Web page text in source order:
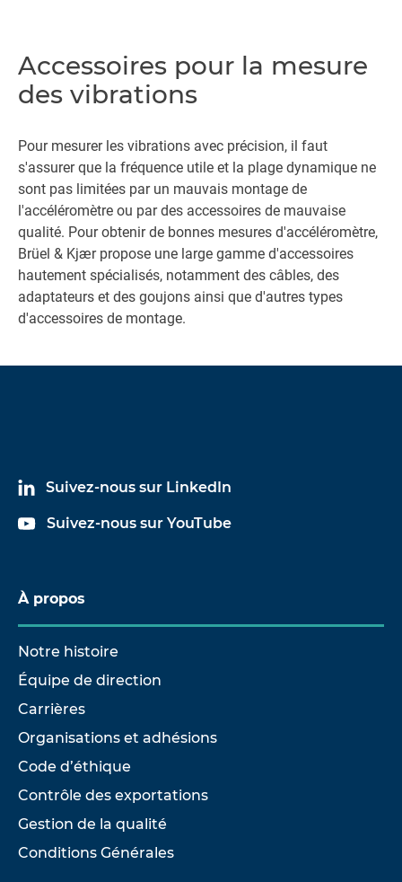
Accessoires pour la mesure
des vibrations
Pour mesurer les vibrations avec précision, il faut
s'assurer que la fréquence utile et la plage dynamique ne
sont pas limitées par un mauvais montage de
l'accéléromètre ou par des accessoires de mauvaise
qualité. Pour obtenir de bonnes mesures d'accéléromètre,
Brüel & Kjær propose une large gamme d'accessoires
hautement spécialisés, notamment des câbles, des
adaptateurs et des goujons ainsi que d'autres types
d'accessoires de montage.
Suivez-nous sur LinkedIn
Suivez-nous sur YouTube
À propos
Notre histoire
Équipe de direction
Carrières
Organisations et adhésions
Code d’éthique
Contrôle des exportations
Gestion de la qualité
Conditions Générales